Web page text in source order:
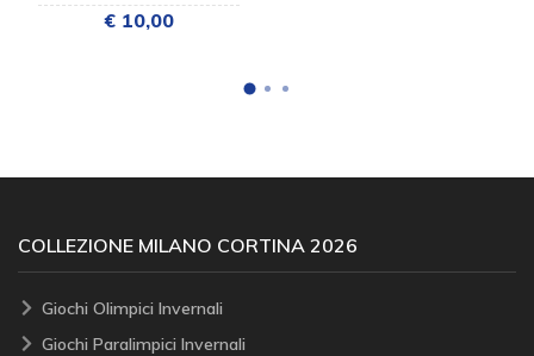
€ 10,00
COLLEZIONE MILANO CORTINA 2026
Giochi Olimpici Invernali
Giochi Paralimpici Invernali